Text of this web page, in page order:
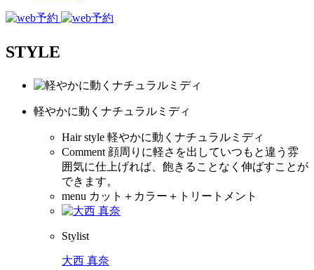
STYLE
軽やかに動くナチュラルミディ
Hair style 軽やかに動くナチュラルミディ
Comment 顔周りに軽さを出していつもと違う雰
囲気に仕上げれば、飽きることなく伸ばすことが
できます。
menu カット＋カラー＋トリートメント
Stylist
大西 真奈